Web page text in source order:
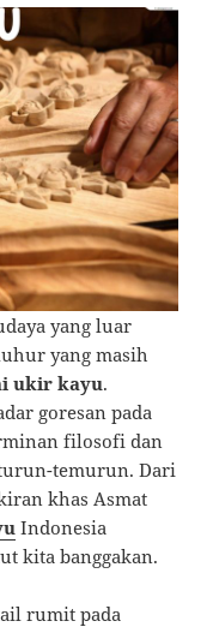
yang luar
yang masih
ukir kayu.
goresan pada
filosofi dan
temurun. Dari
khas Asmat
Indonesia
kita banggakan.
rumit pada